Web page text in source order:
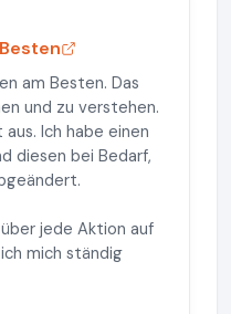
am Besten. Das
und zu verstehen.
Ich habe einen
diesen bei Bedarf,
jede Aktion auf
mich ständig